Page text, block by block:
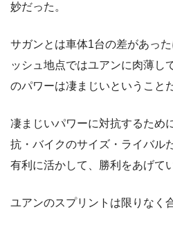
妙だった。
サガンとは車体1台の差があっ
ッシュ地点ではユアンに肉薄し
のパワーは凄まじいということだ
凄まじいパワーに対抗するため
抗・バイクのサイズ・ライバル
有利に活かして、勝利をあげて
ユアンのスプリントは限りなく